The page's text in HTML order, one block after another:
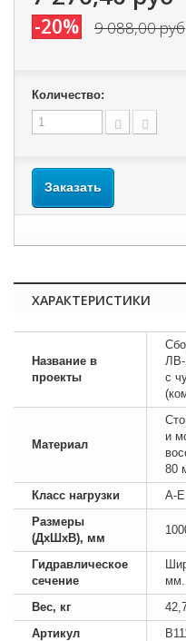
-20% 9 088,00 руб
Количество:
Заказать
ХАРАКТЕРИСТИКИ
Название в
проекты
ЛВ-
с
Материал
и
80
Класс нагрузки
А-E
Размеры
(ДхШхВ), мм
Гидравлическое
сечение
мм.
Вес, кг
Артикул